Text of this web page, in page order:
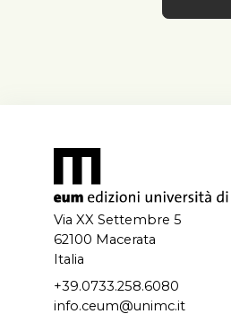
Via XX Settembre 5
62100 Macerata
Italia
+39.0733.258.6080
info.ceum@unimc.it